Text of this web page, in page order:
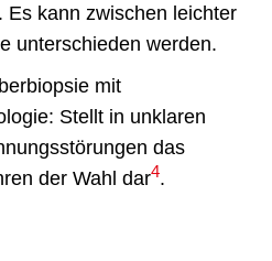
Es kann zwischen leichter
unterschieden werden.
mit
Stellt in unklaren
das
der Wahl dar4.